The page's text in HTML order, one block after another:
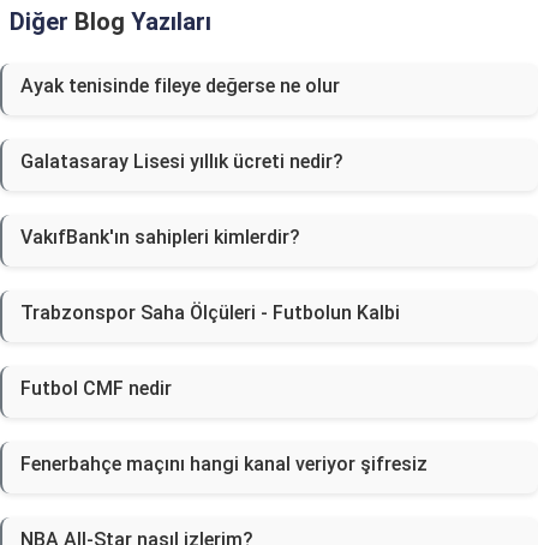
Diğer Blog Yazıları
Ayak tenisinde fileye değerse ne olur
Galatasaray Lisesi yıllık ücreti nedir?
VakıfBank'ın sahipleri kimlerdir?
Trabzonspor Saha Ölçüleri - Futbolun Kalbi
Futbol CMF nedir
Fenerbahçe maçını hangi kanal veriyor şifresiz
NBA All-Star nasıl izlerim?